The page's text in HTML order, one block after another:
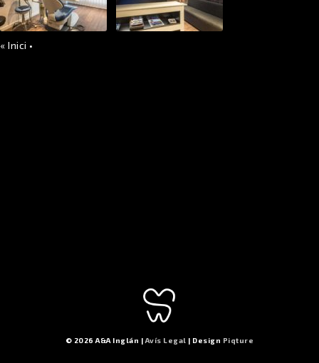
« Inici •
© 2026 A&A Inglán | Avís Legal | Design Piqture